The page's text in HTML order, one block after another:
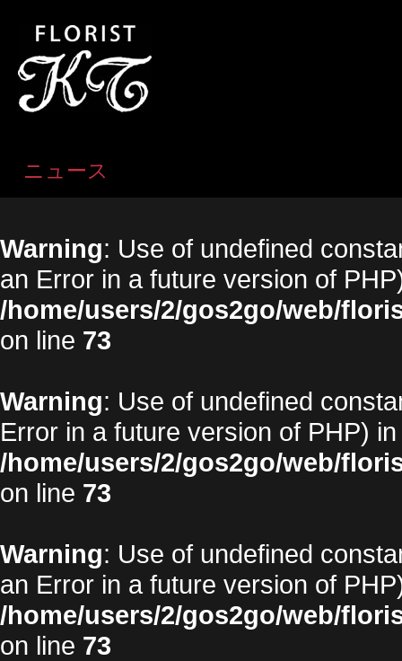
ニュース
Warning: Use of undefined
an Error in a future version of
/home/users/2/gos2go/web/
on line 73
Warning: Use of undefined
Error in a future version of PHP) in
/home/users/2/gos2go/web/
on line 73
Warning: Use of undefined
an Error in a future version of
/home/users/2/gos2go/web/
on line 73